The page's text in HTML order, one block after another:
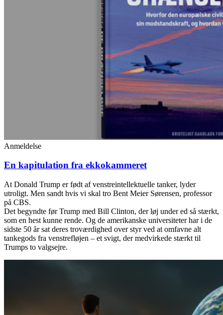
Anmeldelse
En kapitulation fra ekkokammeret
At Donald Trump er født af venstreintellektuelle tanker, lyder
utroligt. Men sandt hvis vi skal tro Bent Meier Sørensen, professor
på CBS.
Det begyndte før Trump med Bill Clinton, der løj under ed så stærkt,
som en hest kunne rende. Og de amerikanske universiteter har i de
sidste 50 år sat deres troværdighed over styr ved at omfavne alt
tankegods fra venstrefløjen – et svigt, der medvirkede stærkt til
Trumps to valgsejre.